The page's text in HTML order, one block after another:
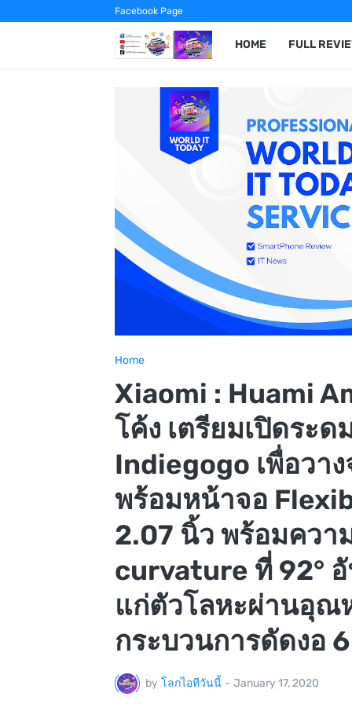
Facebook Page
HOME FULL
Home
Xiaomi : Huami
โค้ง เตรียมเปิดระ
Indiegogo เพื่อวา
พร้อมหน้าจอ
2.07 นิ้ว พร้อมคว
curvature ที่ 92°
แก่ตัวโลหะผ่านอุณ
กระบวนการดัดงอ
by โลกไอทีวันนี้ - January 17, 2020